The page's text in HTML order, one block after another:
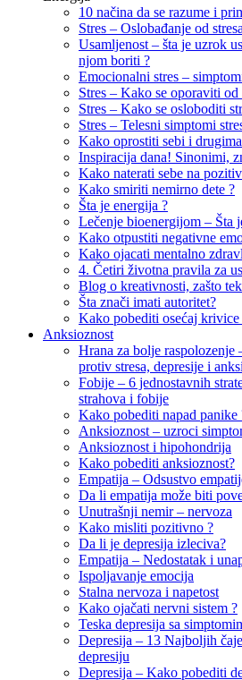
10 načina da se razume i
Stres – Oslobađanje od stresa
Usamljenost – šta je uzrok
njom boriti ?
Emocionalni stres –
Stres – Kako se oporaviti od
Stres – Kako se osloboditi
Stres – Telesni simptomi
Kako oprostiti sebi i
Inspiracija dana! Sinonimi,
Kako naterati sebe na
Kako smiriti nemirno dete ?
Šta je energija ?
Lečenje bioenergijom – Šta
Kako otpustiti negativne
Kako ojacati mentalno
4. Četiri životna pravila za
Blog o kreativnosti, zašto
Šta znači imati autoritet?
Kako pobediti osećaj krivice
Anksioznost
Hrana za bolje
protiv stresa, depresije i
Fobije – 6 jednostavnih
strahova i fobije
Kako pobediti napad panike
Anksioznost – uzroci
Anksioznost i hipohondrija
Kako pobediti anksioznost?
Empatija – Odsustvo
Da li empatija može biti
Unutrašnji nemir – nervoza
Kako misliti pozitivno ?
Da li je depresija izleciva?
Empatija – Nedostatak i
Ispoljavanje emocija
Stalna nervoza i napetost
Kako ojačati nervni sistem ?
Teska depresija sa
Depresija – 13 Najboljih
depresiju
Depresija – Kako pobediti